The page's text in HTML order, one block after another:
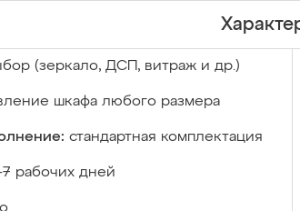
(зеркало, ДСП, витраж и др.)
шкафа любого размера
стандартная комплектация
7 рабочих дней